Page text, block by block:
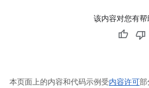
该内容对您有帮
本页面上的内容和代码示例受内容许可部